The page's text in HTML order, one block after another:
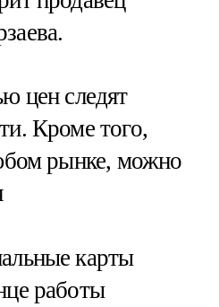
цен следят
Кроме того,
рынке, можно
карты
работы